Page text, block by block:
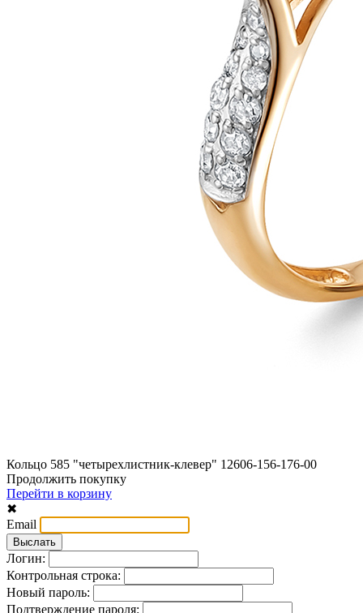
Кольцо 585 "четырехлистник-клевер" 12606-156-176-00
Продолжить покупку
Перейти в корзину
✖
Email
Логин:
Контрольная строка:
Новый пароль:
Подтверждение пароля: